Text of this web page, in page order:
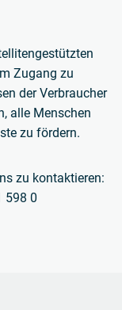
Zugang zu
der Verbraucher
alle Menschen
zu fördern.
zu kontaktieren:
598 0